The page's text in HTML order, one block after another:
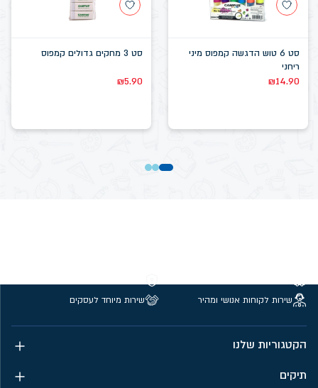
סט 6 טוש הדגשה קמפוס מיני
ריחני
₪14.90
סט 3 מחקים גדולים קמפוס
₪5.90
שירות לקוחות אנושי ומהיר
שירות מיוחד לעסקים
הקטגוריות שלנו
תיקים